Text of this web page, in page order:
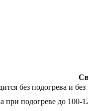
без подогрева и
при подогреве до 100-